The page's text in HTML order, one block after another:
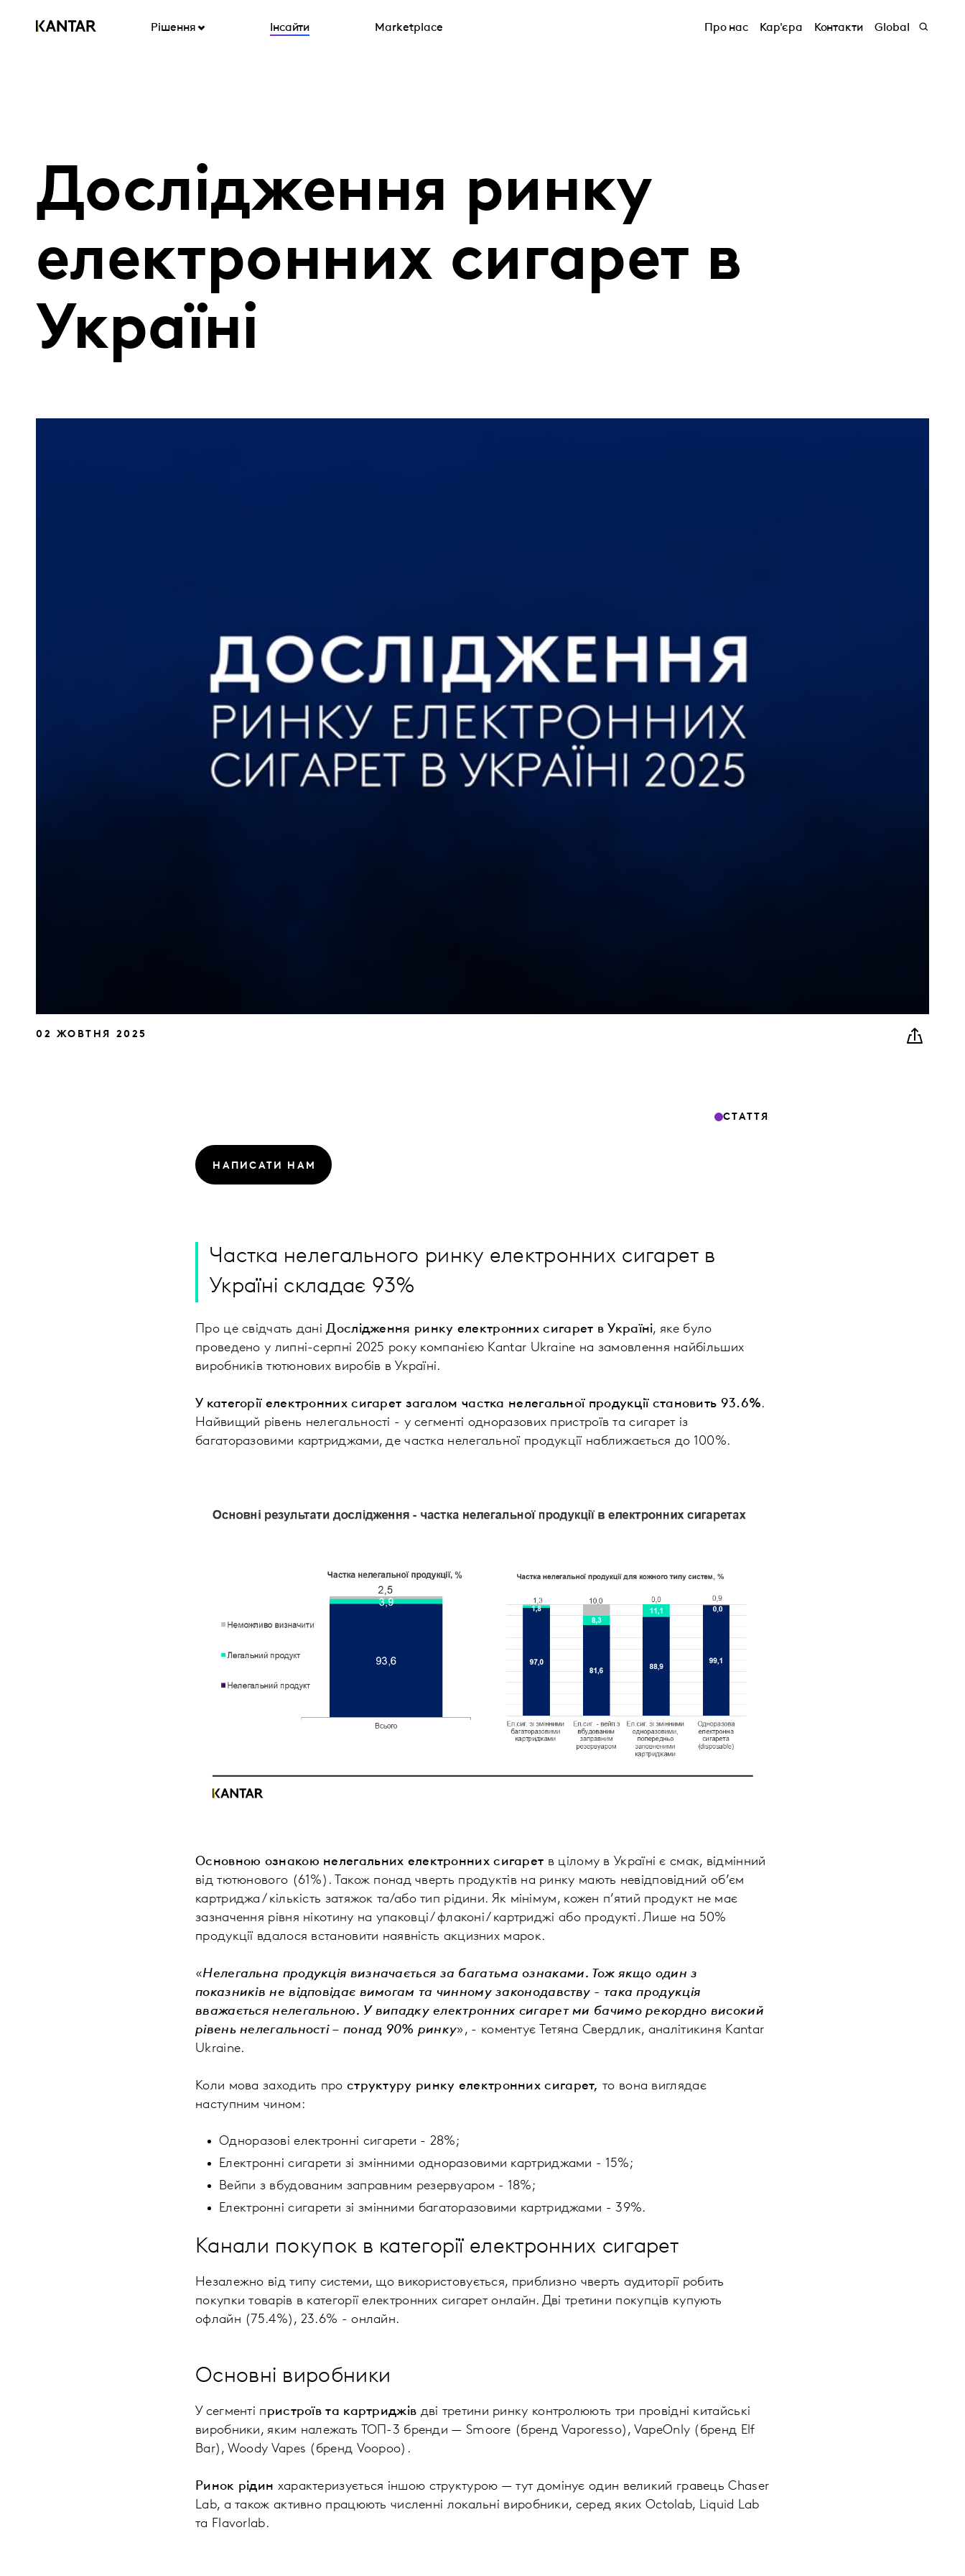
Рішення Інсайти Marketplace Про нас Кар'єра Контакти Global
Дослідження ринку
електронних сигарет в
Україні
02 ЖОВТНЯ 2025
СТАТТЯ
НАПИСАТИ НАМ
Частка нелегального ринку електронних сигарет в
Україні складає 93%
Про це свідчать даніДослідження ринку електронних сигарет в Україні, яке було
проведено у липні-серпні 2025 року компанією Kantar Ukraine на замовлення найбільших
виробників тютюнових виробів в Україні.
У категорії електронних сигарет загалом частка нелегальної продукції становить 93.6%.
Найвищий рівень нелегальності - у сегменті одноразових пристроїв та сигарет із
багаторазовими картриджами, де частка нелегальної продукції наближається до 100%.
Основною ознакою нелегальних електронних сигарет в цілому в Україні є смак, відмінний
від тютюнового (61%). Також понад чверть продуктів на ринку мають невідповідний об’єм
картриджа / кількість затяжок та/або тип рідини. Як мінімум, кожен п’ятий продукт не має
зазначення рівня нікотину на упаковці / флаконі / картриджі або продукті. Лише на 50%
продукції вдалося встановити наявність акцизних марок.
«Нелегальна продукція визначається за багатьма ознаками. Тож якщо один з
показників не відповідає вимогам та чинному законодавству - така продукція
вважається нелегальною. У випадку електронних сигарет ми бачимо рекордно високий
рівень нелегальності – понад 90% ринку», - коментує Тетяна Свердлик, аналітикиня Kantar
Ukraine.
Коли мова заходить про структуру ринку електронних сигарет, то вона виглядає
наступним чином:
Одноразові електронні сигарети - 28%;
Електронні сигарети зі змінними одноразовими картриджами - 15%;
Вейпи з вбудованим заправним резервуаром - 18%;
Електронні сигарети зі змінними багаторазовими картриджами - 39%.
Канали покупок в категорії електронних сигарет
Незалежно від типу системи, що використовується, приблизно чверть аудиторії робить
покупки товарів в категорії електронних сигарет онлайн. Дві третини покупців купують
офлайн (75.4%), 23.6% - онлайн.
Основні виробники
У сегменті пристроїв та картриджів дві третини ринку контролюють три провідні китайські
виробники, яким належать ТОП-3 бренди — Smoore (бренд Vaporesso), VapeOnly (бренд Elf
Bar), Woody Vapes (бренд Voopoo).
Ринок рідин характеризується іншою структурою — тут домінує один великий гравець Chaser
Lab, а також активно працюють численні локальні виробники, серед яких Octolab, Liquid Lab
та Flavorlab.